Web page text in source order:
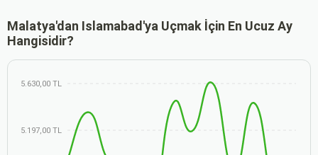
Malatya'dan Islamabad'ya Uçmak İçin En Ucuz Ay
Hangisidir?
5.630,00 TL
5.197,00 TL